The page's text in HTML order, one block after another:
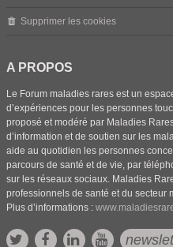
Supprimer les cookies
A PROPOS
Le Forum maladies rares est un
d’expériences pour les personnes
proposé et modéré par Maladies
d’information et de soutien sur les
aide au quotidien les personnes
parcours de santé et de vie, par
sur les réseaux sociaux. Maladies
professionnels de santé et du secteur
Plus d’informations :